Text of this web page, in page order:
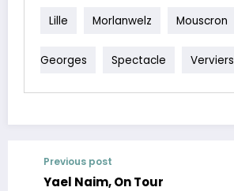
Lille Morlanwelz Mouscron
Georges Spectacle Verviers
Previous post
Yael Naim, On Tour